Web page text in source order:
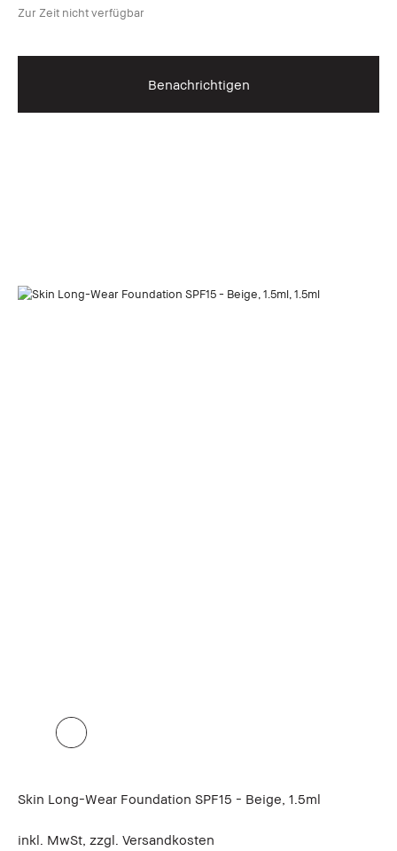
Zur Zeit nicht verfügbar
Benachrichtigen
Skin Long-Wear Foundation SPF15 - Beige, 1.5ml
inkl. MwSt, zzgl. Versandkosten